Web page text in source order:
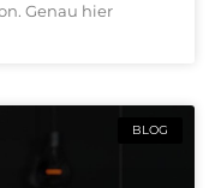
Genau hier
BLOG